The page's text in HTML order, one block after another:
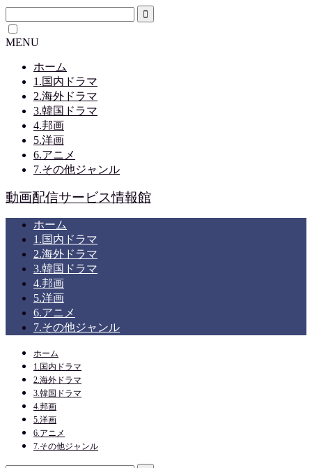
MENU
ホーム
1.国内ドラマ
2.海外ドラマ
3.韓国ドラマ
4.邦画
5.洋画
6.アニメ
7.その他ジャンル
動画配信サービス情報館
ホーム
1.国内ドラマ
2.海外ドラマ
3.韓国ドラマ
4.邦画
5.洋画
6.アニメ
7.その他ジャンル
ホーム
1.国内ドラマ
2.海外ドラマ
3.韓国ドラマ
4.邦画
5.洋画
6.アニメ
7.その他ジャンル